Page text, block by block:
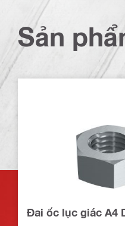
Sản
Đai ốc lục giác A4